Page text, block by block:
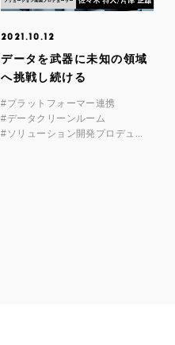
2021.10.12
データを武器に未知の領域
へ挑戦し続ける
#プラットフォーマー連携
#データクリーンルーム